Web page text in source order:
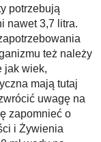
potrzebują
nawet 3,7 litra.
też należy
jak wiek,
mają tutaj
uwagę na
zapomnieć o
i Żywienia